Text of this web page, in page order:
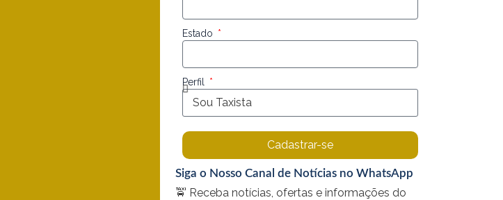
Estado
Perfil
Cadastrar-se
Siga o Nosso Canal de Notícias no WhatsApp
🚖 Receba notícias, ofertas e informações do